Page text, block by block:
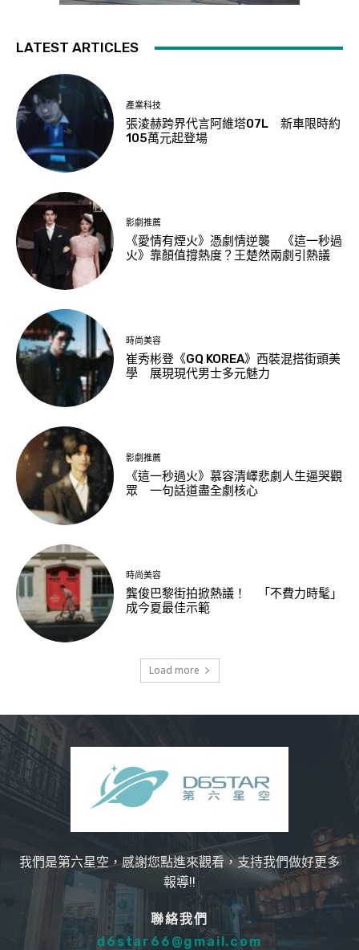
LATEST ARTICLES
產業科技
張淩赫跨界代言阿維塔07L 新車限時約
105萬元起登場
影劇推薦
《愛情有煙火》憑劇情逆襲 《這一秒過
火》靠顏值撐熱度？王楚然兩劇引熱議
時尚美容
崔秀彬登《GQ KOREA》西裝混搭街頭美
學 展現現代男士多元魅力
影劇推薦
《這一秒過火》慕容清嶧悲劇人生逼哭觀
眾 一句話道盡全劇核心
時尚美容
龔俊巴黎街拍掀熱議！ 「不費力時髦」
成今夏最佳示範
Load more
我們是第六星空，感謝您點進來觀看，支持我們做好更多
報導!!
聯絡我們
d6star66@gmail.com